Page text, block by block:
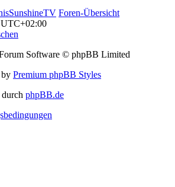
Foren-Übersicht
UTC+02:00
Software © phpBB Limited
Premium phpBB Styles
phpBB.de